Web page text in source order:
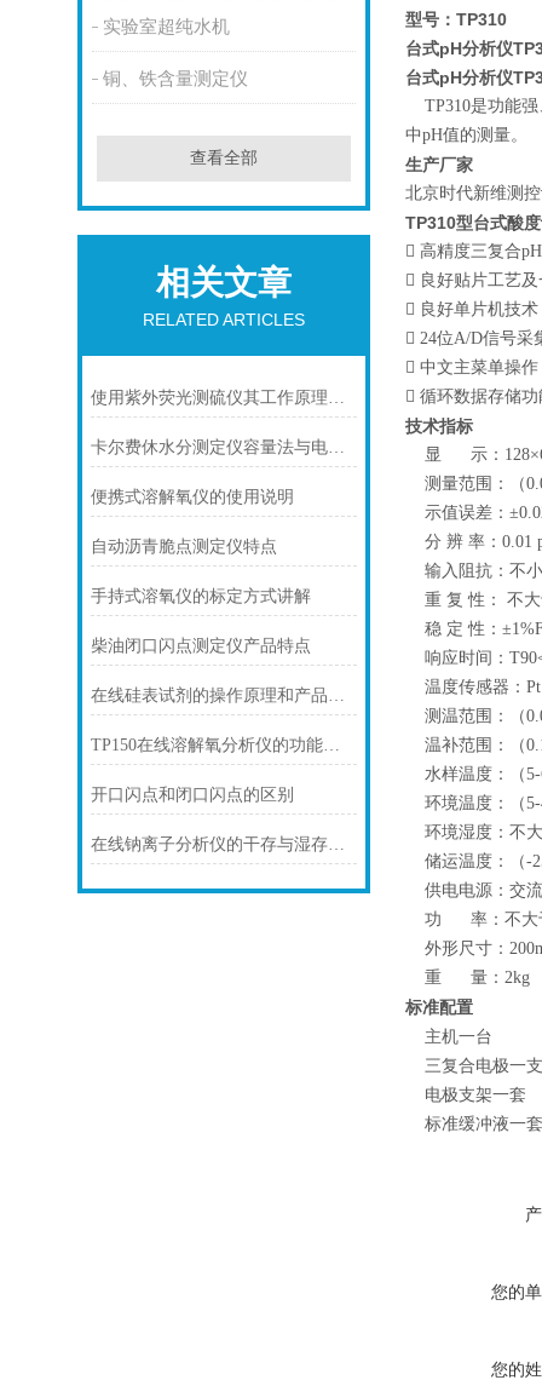
实验室超纯水机
铜、铁含量测定仪
查看全部
相关文章
RELATED ARTICLES
使用紫外荧光测硫仪其工作原理需了解
卡尔费休水分测定仪容量法与电量法区别
便携式溶解氧仪的使用说明
自动沥青脆点测定仪特点
手持式溶氧仪的标定方式讲解
柴油闭口闪点测定仪产品特点
在线硅表试剂的操作原理和产品特点
TP150在线溶解氧分析仪的功能特点
开口闪点和闭口闪点的区别
在线钠离子分析仪的干存与湿存方法及长期保存建议
型号：TP310
台式pH分析仪
台式pH分析仪
TP310是功能强
中pH值的测量。
生产厂家
北京时代新维测
TP310型台式酸
 高精度三复合
 良好贴片工艺
 良好单片机技
 24位A/D信号采
 中文主菜单操
 循环数据存储
技术指标
显 示：
测量范围：（
示值误差：
分 辨 率：0.01
输入阻抗：不
重 复 性： 不大
稳 定 性：
响应时间：
温度传感器：
测温范围：（
温补范围：（
水样温度：（
环境温度：（
环境湿度：不大
储运温度：（-
供电电源：交
功 率：不大
外形尺寸：
重 量：2kg
标准配置
主
三复
电极
标准缓冲液一套
您的
您的